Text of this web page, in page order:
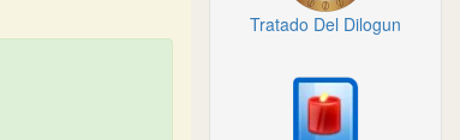
Tratado Del Dilogun